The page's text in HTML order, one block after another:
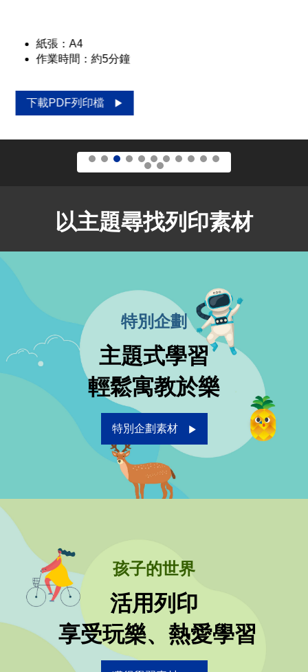
紙張：A4
作業時間：約5分鐘
下載PDF列印檔
以主題尋找列印素材
特別企劃
主題式學習
輕鬆寓教於樂
特別企劃素材
孩子的世界
活用列印
享受玩樂、熱愛學習